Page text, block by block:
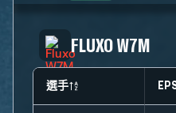
FLUXO W7M
選手